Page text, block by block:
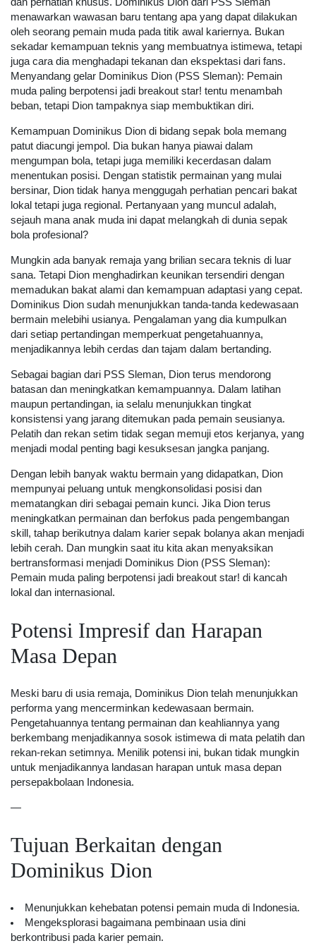
menawarkan wawasan baru tentang apa yang dapat dilakukan
oleh seorang pemain muda pada titik awal kariernya. Bukan
sekadar kemampuan teknis yang membuatnya istimewa, tetapi
juga cara dia menghadapi tekanan dan ekspektasi dari fans.
Menyandang gelar Dominikus Dion (PSS Sleman): Pemain
muda paling berpotensi jadi breakout star! tentu menambah
beban, tetapi Dion tampaknya siap membuktikan diri.
Kemampuan Dominikus Dion di bidang sepak bola memang
patut diacungi jempol. Dia bukan hanya piawai dalam
mengumpan bola, tetapi juga memiliki kecerdasan dalam
menentukan posisi. Dengan statistik permainan yang mulai
bersinar, Dion tidak hanya menggugah perhatian pencari bakat
lokal tetapi juga regional. Pertanyaan yang muncul adalah,
sejauh mana anak muda ini dapat melangkah di dunia sepak
bola profesional?
Mungkin ada banyak remaja yang brilian secara teknis di luar
sana. Tetapi Dion menghadirkan keunikan tersendiri dengan
memadukan bakat alami dan kemampuan adaptasi yang cepat.
Dominikus Dion sudah menunjukkan tanda-tanda kedewasaan
bermain melebihi usianya. Pengalaman yang dia kumpulkan
dari setiap pertandingan memperkuat pengetahuannya,
menjadikannya lebih cerdas dan tajam dalam bertanding.
Sebagai bagian dari PSS Sleman, Dion terus mendorong
batasan dan meningkatkan kemampuannya. Dalam latihan
maupun pertandingan, ia selalu menunjukkan tingkat
konsistensi yang jarang ditemukan pada pemain seusianya.
Pelatih dan rekan setim tidak segan memuji etos kerjanya, yang
menjadi modal penting bagi kesuksesan jangka panjang.
Dengan lebih banyak waktu bermain yang didapatkan, Dion
mempunyai peluang untuk mengkonsolidasi posisi dan
mematangkan diri sebagai pemain kunci. Jika Dion terus
meningkatkan permainan dan berfokus pada pengembangan
skill, tahap berikutnya dalam karier sepak bolanya akan menjadi
lebih cerah. Dan mungkin saat itu kita akan menyaksikan
bertransformasi menjadi Dominikus Dion (PSS Sleman):
Pemain muda paling berpotensi jadi breakout star! di kancah
lokal dan internasional.
Potensi Impresif dan Harapan
Masa Depan
Meski baru di usia remaja, Dominikus Dion telah menunjukkan
performa yang mencerminkan kedewasaan bermain.
Pengetahuannya tentang permainan dan keahliannya yang
berkembang menjadikannya sosok istimewa di mata pelatih dan
rekan-rekan setimnya. Menilik potensi ini, bukan tidak mungkin
untuk menjadikannya landasan harapan untuk masa depan
persepakbolaan Indonesia.
—
Tujuan Berkaitan dengan
Dominikus Dion
Menunjukkan kehebatan potensi pemain muda di Indonesia.
Mengeksplorasi bagaimana pembinaan usia dini
berkontribusi pada karier pemain.